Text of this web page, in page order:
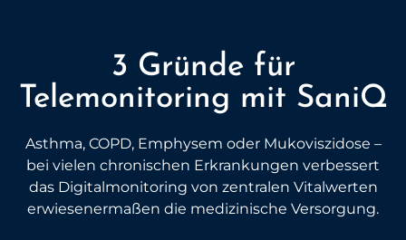
3 Gründe für
Telemonitoring mit SaniQ
Asthma, COPD, Emphysem oder Mukoviszidose –
bei vielen chronischen Erkrankungen verbessert
das Digitalmonitoring von zentralen Vitalwerten
erwiesenermaßen die medizinische Versorgung.